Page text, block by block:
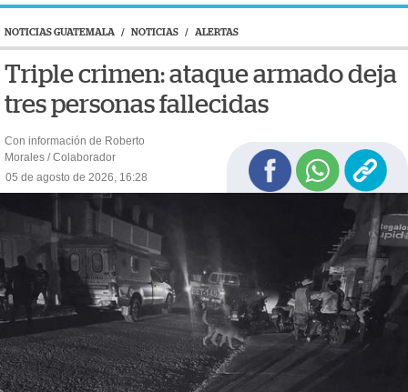
NOTICIAS GUATEMALA / NOTICIAS / ALERTAS
Triple crimen: ataque armado deja
tres personas fallecidas
Con información de Roberto
Morales / Colaborador
05 de agosto de 2026, 16:28